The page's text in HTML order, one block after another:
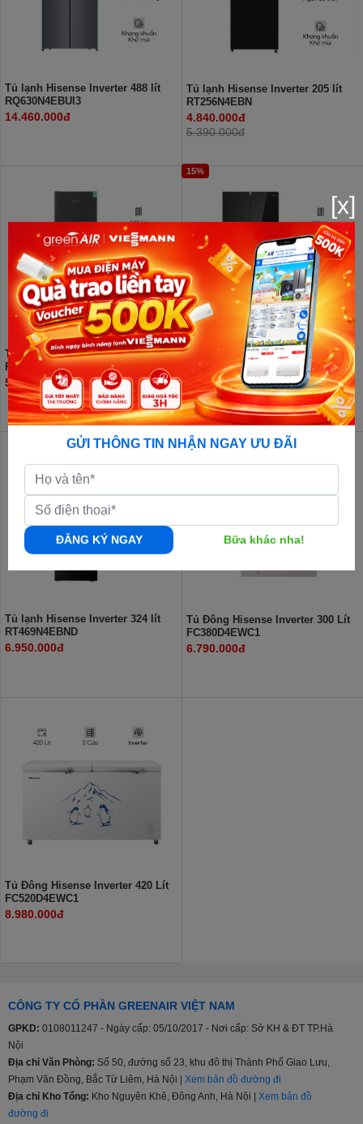
Tủ lạnh Hisense Inverter 488 lít
RQ630N4EBUI3
14.460.000đ
Tủ lạnh Hisense Inverter 205 lít
RT256N4EBN
4.840.000đ
5.390.000đ
Tủ lạnh Hisense Inverter 249 lít
RT328N4EBND
5.990.000đ
15%
Tủ lạnh Hisense Inverter 427 lít
Multi Door RQ559N4EBU
11.580.000đ
13.410.000đ
Tủ lạnh Hisense Inverter 324 lít
RT469N4EBND
6.950.000đ
Tủ Đông Hisense Inverter 300 Lít
FC380D4EWC1
6.790.000đ
Tủ Đông Hisense Inverter 420 Lít
FC520D4EWC1
8.980.000đ
CÔNG TY CỔ PHẦN GREENAIR VIỆT NAM
GPKD: 0108011247 - Ngày cấp: 05/10/2017 - Nơi cấp: Sở KH & ĐT TP.Hà
Nội
Địa chỉ Văn Phòng: Số 50, đường số 23, khu đô thị Thành Phố Giao Lưu,
Phạm Văn Đồng, Bắc Từ Liêm, Hà Nội | Xem bản đồ đường đi
Địa chỉ Kho Tổng: Kho Nguyên Khê, Đông Anh, Hà Nội | Xem bản đồ
đường đi
[x]
GỬI THÔNG TIN NHẬN NGAY ƯU ĐÃI
ĐĂNG KÝ NGAY Bữa khác nha!